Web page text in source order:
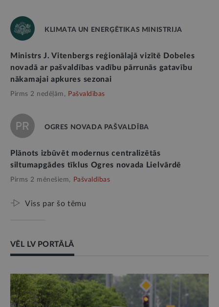
KLIMATA UN ENERĢĒTIKAS MINISTRIJA
Ministrs J. Vitenbergs reģionālajā vizītē Dobeles
novadā ar pašvaldības vadību pārrunās gatavību
nākamajai apkures sezonai
Pirms 2 nedēļām, Pašvaldības
OGRES NOVADA PAŠVALDĪBA
Plānots izbūvēt modernus centralizētās
siltumapgādes tīklus Ogres novada Lielvārdē
Pirms 2 mēnešiem, Pašvaldības
Viss par šo tēmu
VĒL LV PORTĀLĀ